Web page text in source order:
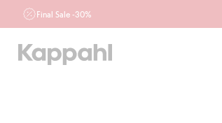
Final Sale -30%
z działu outlet do 10.8 w sklepach Kappahl i
na kappahl.com. Ofert nie łączymy